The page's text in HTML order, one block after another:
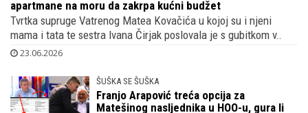
Izabel Kovačić poslovala s gubitkom iako
sama reklamira svoje sakoe od 600 € i
traperice od 300 €, njena sestra renta
apartmane na moru da zakrpa kućni budžet
Tvrtka supruge Vatrenog Matea Kovačića u kojoj su i njeni
mama i tata te sestra Ivana Čirjak poslovala je s gubitkom v..
23.06.2026